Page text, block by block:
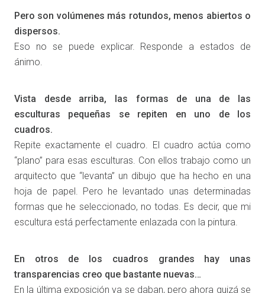
Pero son volúmenes más rotundos, menos abiertos o
dispersos.
Eso no se puede explicar. Responde a estados de
ánimo.
Vista desde arriba, las formas de una de las
esculturas pequeñas se repiten en uno de los
cuadros.
Repite exactamente el cuadro. El cuadro actúa como
“plano” para esas esculturas. Con ellos trabajo como un
arquitecto que “levanta” un dibujo que ha hecho en una
hoja de papel. Pero he levantado unas determinadas
formas que he seleccionado, no todas. Es decir, que mi
escultura está perfectamente enlazada con la pintura.
En otros de los cuadros grandes hay unas
transparencias creo que bastante nuevas…
En la última exposición ya se daban, pero ahora quizá se